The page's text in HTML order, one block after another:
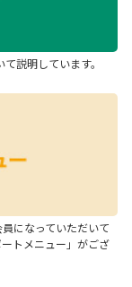
説明しています。
になっていただいて
トメニュー」がござ